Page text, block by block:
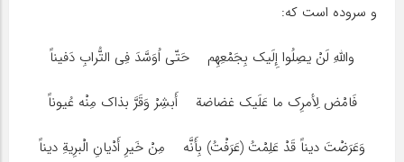
و سروده است که:
واللهِ لَنْ یصِلُوا إِلَیک بِجَمْعِهِم حَتّی اُوَسَّدَ فِی التُّرابِ دَفیناً
فَامْض لِأمرِک ما عَلَیک غضاضة أَبشِرْ وَقَرَّ بذاک مِنْه عُیوناً
وَعَرَضْتَ دیناً قَدْ عَلِمْتُ (عَرَفْتُ) بِأَنَّه مِنْ خَیرِ أَدْیانِ الْبرِیةِ دیناً